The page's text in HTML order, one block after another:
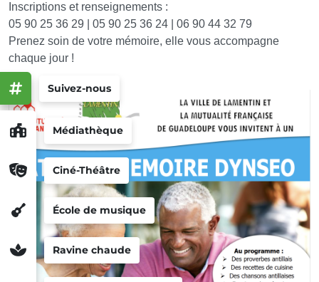
Médiathèque
Ciné-Théâtre
École de musique
Ravine chaude
Suivez-nous
Inscriptions et renseignements :
05 90 25 36 29 | 05 90 25 36 24 | 06 90 44 32 79
Prenez soin de votre mémoire, elle vous accompagne
chaque jour !